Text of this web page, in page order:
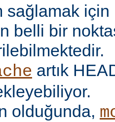
sağlamak
belli bir
artık
olduğunda,